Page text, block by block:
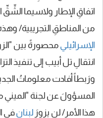
اتفاقِ الإطار ولاسيما
من المناطقِ التجريبية/
الإسرائيلي محصورةً بين
انتقالِ تل أبيب إلى تنفيذ
ورَبطاً أفادت معلوماتُ
المسؤولَ عن لجنة "الميني
هذا الأمر/ لن يزورَ لبنانفي